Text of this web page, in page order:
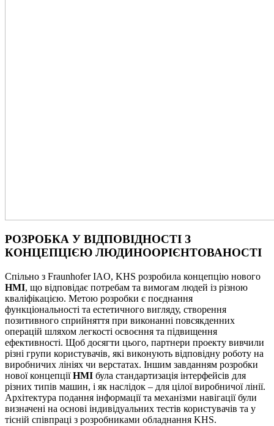
РОЗРОБКА У ВІДПОВІДНОСТІ З
КОНЦЕПЦІЄЮ ЛЮДИНООРІЄНТОВАНОСТІ
Спільно з Fraunhofer IAO, KHS розробила концепцію нового
HMI, що відповідає потребам та вимогам людей із різною
кваліфікацією. Метою розробки є поєднання
функціональності та естетичного вигляду, створення
позитивного сприйняття при виконанні повсякденних
операцій шляхом легкості освоєння та підвищення
ефективності. Щоб досягти цього, партнери проекту вивчили
різні групи користувачів, які виконують відповідну роботу на
виробничих лініях чи верстатах. Іншим завданням розробки
нової концепціїHMI була стандартизація інтерфейсів для
різних типів машин, і як наслідок – для цілої виробничої лінії.
Архітектура подання інформації та механізми навігації були
визначені на основі індивідуальних тестів користувачів та у
тісній співпраці з розробниками обладнання KHS.